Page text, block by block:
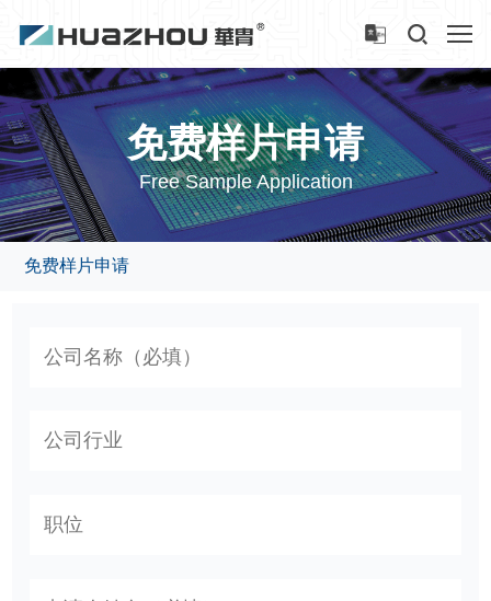
免费样片申请
Free Sample Application
免费样片申请